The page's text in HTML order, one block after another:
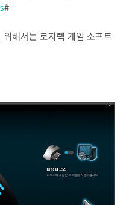
#
해서는 로지텍 게임 소프트